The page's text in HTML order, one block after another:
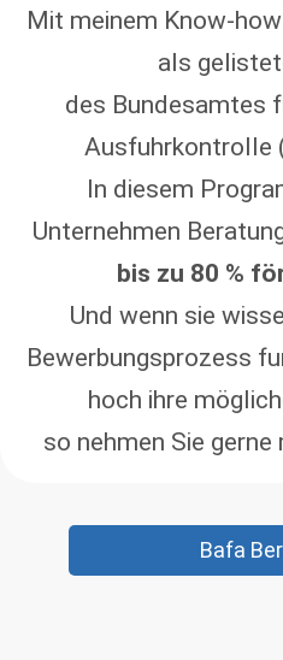
Mit meinem Know-
als
des Bundesamtes
Ausfuhrkontrolle
In diesem
Unternehmen
bis zu 80 %
Und wenn sie
Bewerbungsprozess
hoch ihre
so nehmen Sie
Bafa